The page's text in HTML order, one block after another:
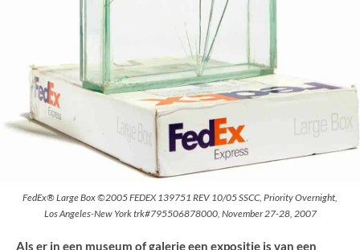
FedEx® Large Box ©2005 FEDEX 139751 REV 10/05 SSCC, Priority Overnight,
Los Angeles-New York trk#795506878000, November 27-28, 2007
Als er in een museum of galerie een expositie is van een